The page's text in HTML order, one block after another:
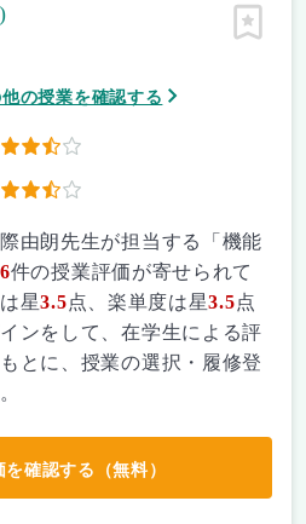
の授業を確認する
ピン留
由朗先生が担当する「機能
6件の授業評価が寄せられて
星3.5点、楽単度は星3.5点
ンをして、在学生による評
とに、授業の選択・履修登
確認する（無料）